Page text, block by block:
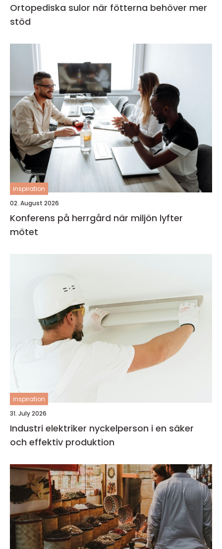
Ortopediska sulor när fötterna behöver mer
stöd
inspiration
02. August 2026
Konferens på herrgård när miljön lyfter
mötet
inspiration
31. July 2026
Industri elektriker nyckelperson i en säker
och effektiv produktion